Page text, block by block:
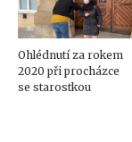
Ohlédnutí za rokem
2020 při procházce
se starostkou